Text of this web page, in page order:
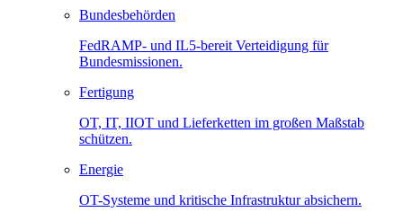
Bundesbehörden
FedRAMP- und IL5-bereit Verteidigung für
Bundesmissionen.
Fertigung
OT, IT, IIOT und Lieferketten im großen Maßstab
schützen.
Energie
OT-Systeme und kritische Infrastruktur absichern.